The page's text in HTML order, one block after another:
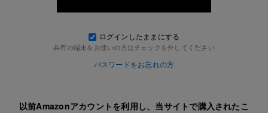
ログインしたままにする
共有の端末をお使いの方はチェックを外してください
パスワードをお忘れの方
以前Amazonアカウントを利用し、当サイトで購入されたこ